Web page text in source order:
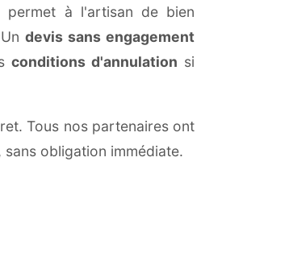
permet à l'artisan de bien
devis sans engagement
conditions d'annulation si
Tous nos partenaires ont
obligation immédiate.